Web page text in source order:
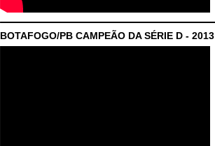
BOTAFOGO/PB CAMPEÃO DA SÉRIE D - 2013